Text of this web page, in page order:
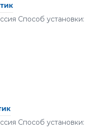
Способ установки:
Способ установки: